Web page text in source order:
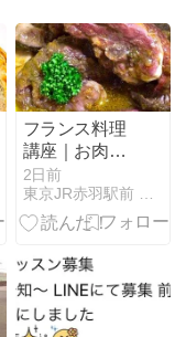
フランス料理
講座｜お肉編
｜レッスンメ
ニュー・一覧
｜牛ほほ肉の
鶏肉と林檎の
シードル煮他
2日前